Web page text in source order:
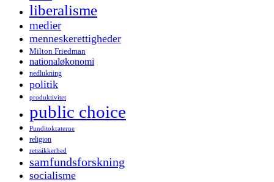
liberalisme
medier
menneskerettigheder
Milton Friedman
nationaløkonomi
nedlukning
politik
produktivitet
public choice
Punditokraterne
religion
retssikkerhed
samfundsforskning
socialisme